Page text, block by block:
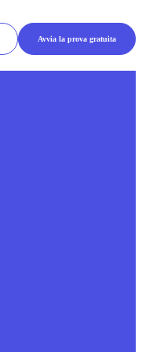
Avvia la prova gratuita